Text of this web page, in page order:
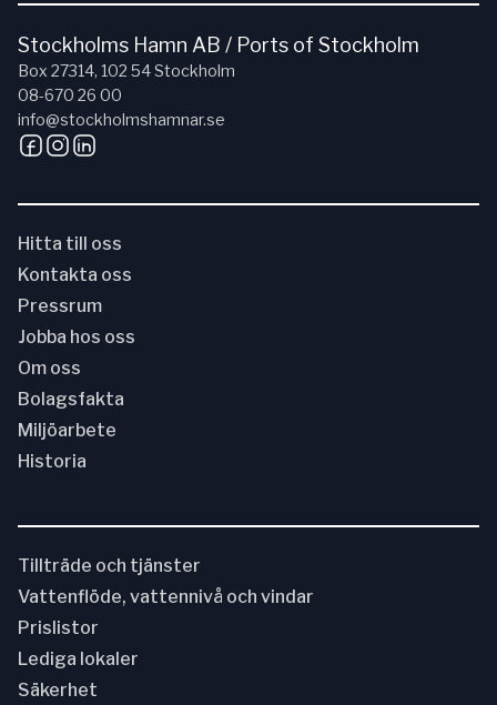
Stockholms Hamn AB / Ports of Stockholm
Box 27314, 102 54 Stockholm
08-670 26 00
info@stockholmshamnar.se
Hitta till oss
Kontakta oss
Pressrum
Jobba hos oss
Om oss
Bolagsfakta
Miljöarbete
Historia
Tillträde och tjänster
Vattenflöde, vattennivå och vindar
Prislistor
Lediga lokaler
Säkerhet